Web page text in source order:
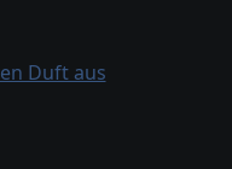
Duft aus